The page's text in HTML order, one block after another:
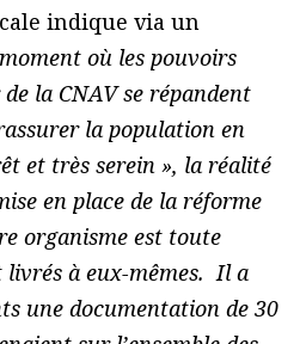
indique via un
où les pouvoirs
la CNAV se répandent
la population en
et très serein », la réalité
en place de la réforme
organisme est toute
livrés à eux-mêmes. Il a
une documentation de 30